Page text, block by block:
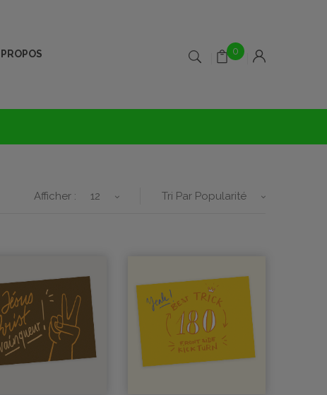
0
Tri Par Popularité
Afficher : 12